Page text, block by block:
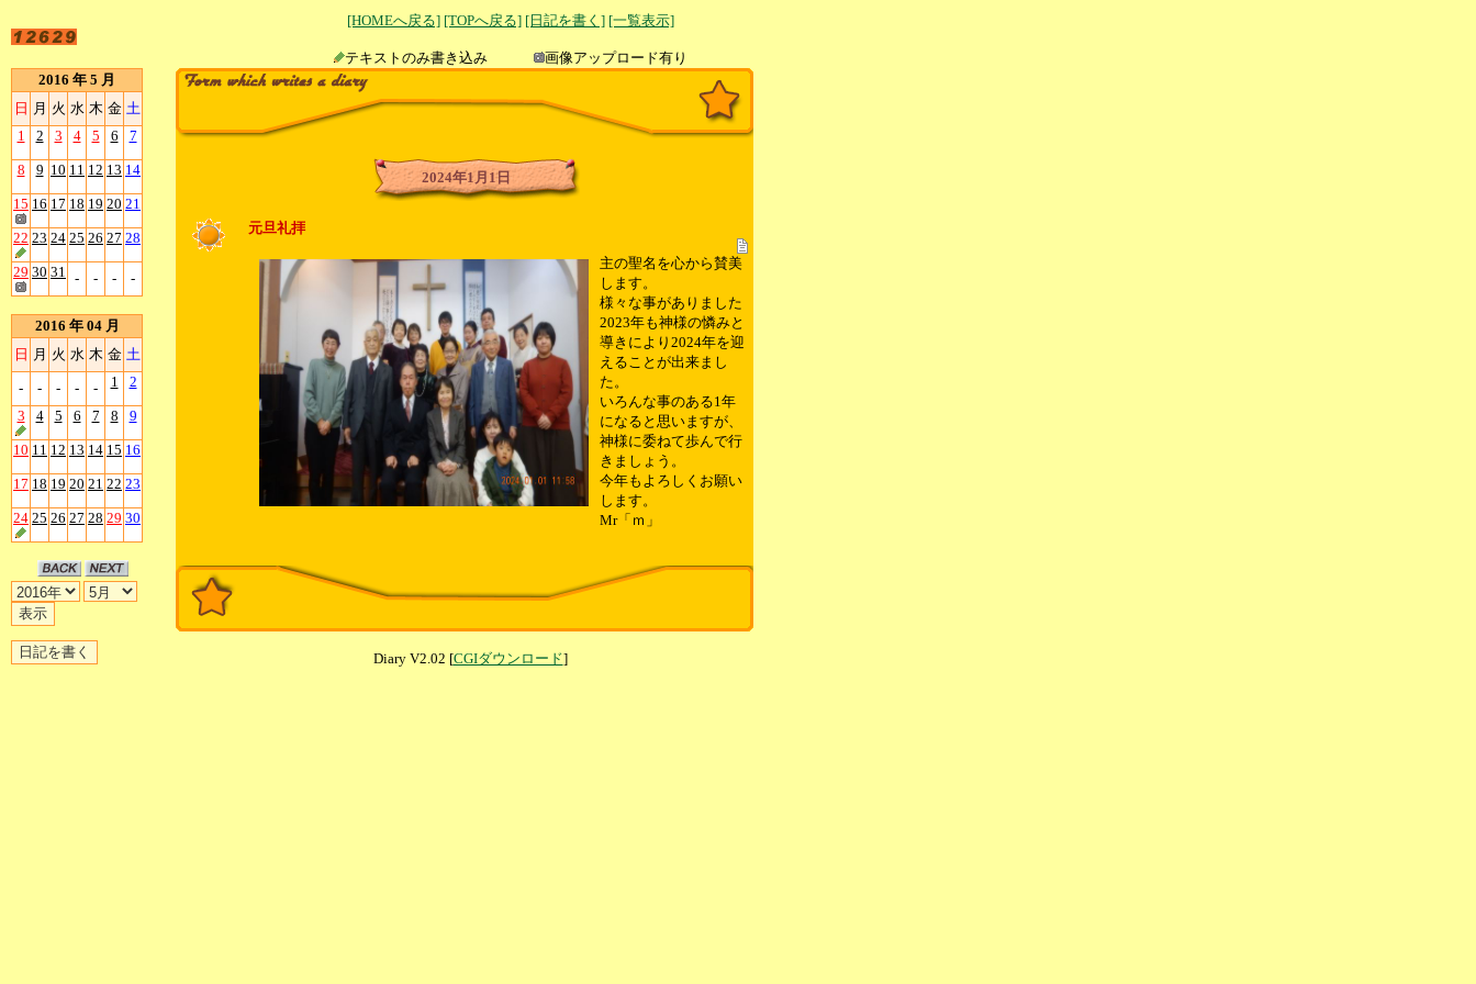
[HOMEへ戻る] [TOPへ戻る] [日記を書く] [一覧表示]
テキストのみ書き込み
画像アップロード有り
2016 年 5 月
日 月 火 水 木 金 土
1
2 3 4 5 6 7
8 9 10 11 12 13 14
15 16 17 18 19 20 21
22 23 24 25 26 27 28
29 30 31 - - - -
2016 年 04 月
日 月 火 水 木 金 土
- - - - - 1 2
3 4 5 6 7 8 9
10 11 12 13 14 15 16
17 18 19 20 21 22 23
24 25 26 27 28 29 30
2024年1月1日
元旦礼拝
主の聖名を心から賛美
します。
様々な事がありました
2023年も神様の憐みと
導きにより2024年を迎
えることが出来まし
た。
いろんな事のある1年
になると思いますが、
神様に委ねて歩んで行
きましょう。
今年もよろしくお願い
します。
Mr「ｍ」
Diary V2.02 [CGIダウンロード]